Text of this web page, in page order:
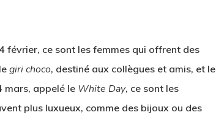
février, ce sont les femmes qui offrent des
giri choco, destiné aux collègues et amis, et le
mars, appelé le White Day, ce sont les
plus luxueux, comme des bijoux ou des